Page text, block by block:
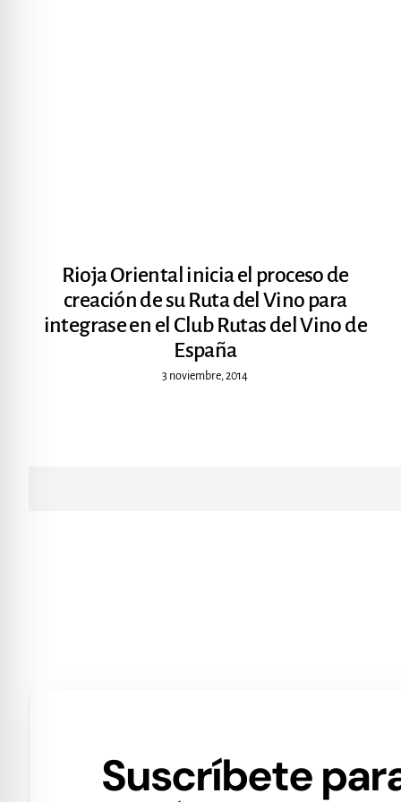
Rioja Oriental inicia el proceso de
creación de su Ruta del Vino para
integrase en el Club Rutas del Vino de
España
3 noviembre, 2014
Suscríbete